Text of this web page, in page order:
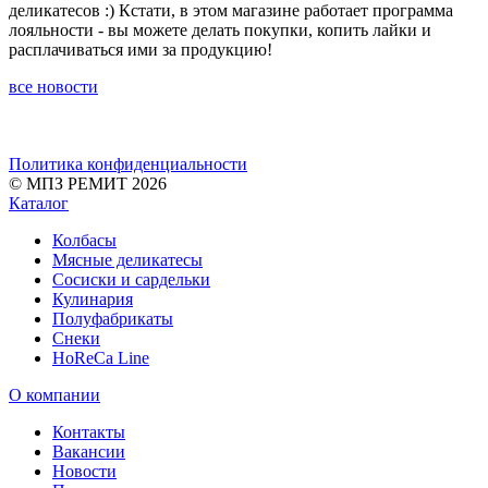
деликатесов :) Кстати, в этом магазине работает программа
лояльности - вы можете делать покупки, копить лайки и
расплачиваться ими за продукцию!
все новости
Политика конфиденциальности
© МПЗ РЕМИТ 2026
Каталог
Колбасы
Мясные деликатесы
Сосиски и сардельки
Кулинария
Полуфабрикаты
Снеки
HoReCa Line
О компании
Контакты
Вакансии
Новости